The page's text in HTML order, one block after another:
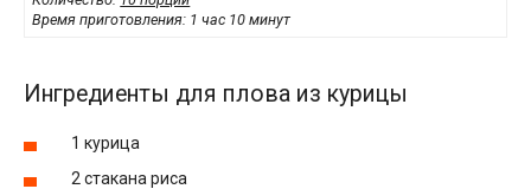
Время приготовления: 1 час 10 минут
Ингредиенты для плова из курицы
1 курица
2 стакана риса